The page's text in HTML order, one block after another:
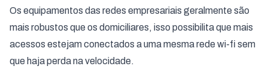
Os equipamentos das redes empresariais geralmente são
mais robustos que os domiciliares, isso possibilita que mais
acessos estejam conectados a uma mesma rede wi-fi sem
que haja perda na velocidade.